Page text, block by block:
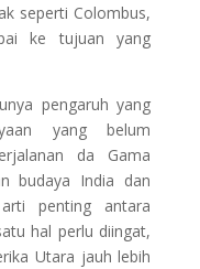
seperti Colombus,
ke tujuan yang
pengaruh yang
yang belum
da Gama
budaya India dan
penting antara
hal perlu diingat,
Utara jauh lebih